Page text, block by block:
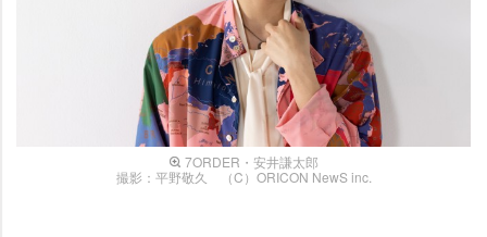
7ORDER・安井謙太郎
撮影：平野敬久 （C）ORICON NewS inc.